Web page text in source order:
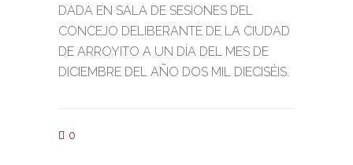
DADA EN SALA DE SESIONES DEL
CONCEJO DELIBERANTE DE LA CIUDAD
DE ARROYITO A UN DÍA DEL MES DE
DICIEMBRE DEL AÑO DOS MIL DIECISÉIS.
0